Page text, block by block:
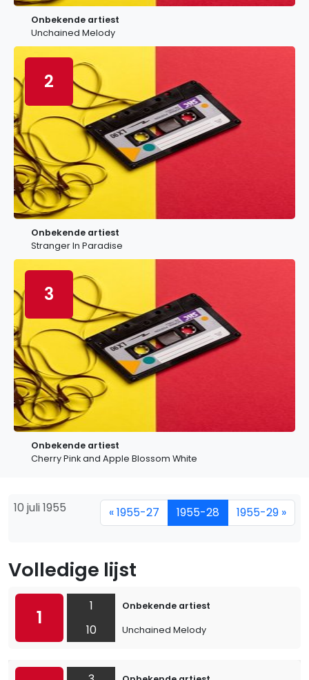
Onbekende artiest
Unchained Melody
2
Onbekende artiest
Stranger In Paradise
3
Onbekende artiest
Cherry Pink and Apple Blossom White
10 juli 1955 « 1955-27 1955-28 1955-29 »
Volledige lijst
1
1
10
Onbekende artiest
Unchained Melody